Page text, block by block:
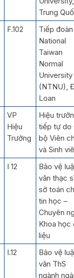
Trung
F.102
Tiếp đoàn
National
Taiwan
Normal
University
(NTNU),
Loan
VP
Hiệu
Trưởng
Hiệu
tiếp tự do
bộ Viên
và Sinh
I 12
Bảo vệ
văn thạc
sở toán
tin học –
Chuyên
Khoa học
liệu
I.12
Bảo vệ
văn ThS
ngành